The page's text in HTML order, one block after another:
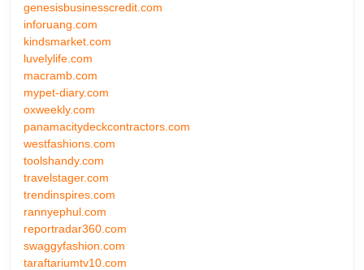
genesisbusinesscredit.com
inforuang.com
kindsmarket.com
luvelylife.com
macramb.com
mypet-diary.com
oxweekly.com
panamacitydeckcontractors.com
westfashions.com
toolshandy.com
travelstager.com
trendinspires.com
rannyephul.com
reportradar360.com
swaggyfashion.com
taraftariumtv10.com